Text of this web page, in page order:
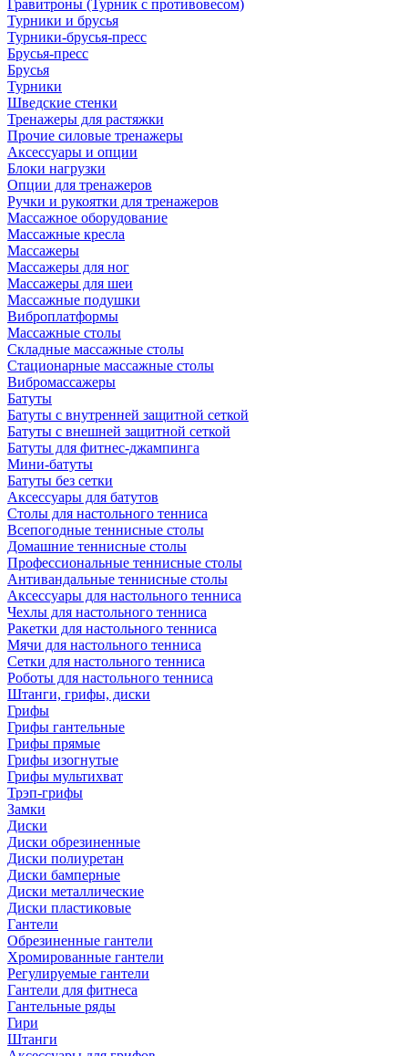
Гравитроны (Турник с противовесом)
Турники и брусья
Турники-брусья-пресс
Брусья-пресс
Брусья
Турники
Шведские стенки
Тренажеры для растяжки
Прочие силовые тренажеры
Аксессуары и опции
Блоки нагрузки
Опции для тренажеров
Ручки и рукоятки для тренажеров
Массажное оборудование
Массажные кресла
Массажеры
Массажеры для ног
Массажеры для шеи
Массажные подушки
Виброплатформы
Массажные столы
Складные массажные столы
Стационарные массажные столы
Вибромассажеры
Батуты
Батуты с внутренней защитной сеткой
Батуты с внешней защитной сеткой
Батуты для фитнес-джампинга
Мини-батуты
Батуты без сетки
Аксессуары для батутов
Столы для настольного тенниса
Всепогодные теннисные столы
Домашние теннисные столы
Профессиональные теннисные столы
Антивандальные теннисные столы
Аксессуары для настольного тенниса
Чехлы для настольного тенниса
Ракетки для настольного тенниса
Мячи для настольного тенниса
Сетки для настольного тенниса
Роботы для настольного тенниса
Штанги, грифы, диски
Грифы
Грифы гантельные
Грифы прямые
Грифы изогнутые
Грифы мультихват
Трэп-грифы
Замки
Диски
Диски обрезиненные
Диски полиуретан
Диски бамперные
Диски металлические
Диски пластиковые
Гантели
Обрезиненные гантели
Хромированные гантели
Регулируемые гантели
Гантели для фитнеса
Гантельные ряды
Гири
Штанги